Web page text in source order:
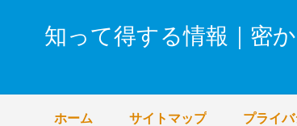
知って得する情報｜密
ホーム サイトマップ プライ